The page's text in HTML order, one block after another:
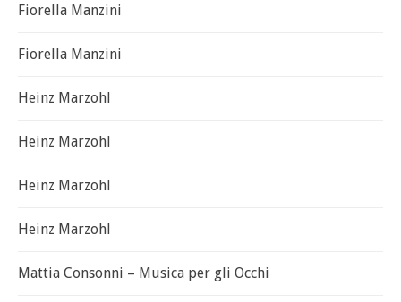
Fiorella Manzini
Fiorella Manzini
Heinz Marzohl
Heinz Marzohl
Heinz Marzohl
Heinz Marzohl
Mattia Consonni – Musica per gli Occhi